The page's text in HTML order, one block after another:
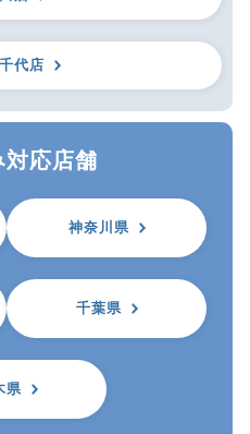
代店
対応店舗
神奈川県
千葉県
県